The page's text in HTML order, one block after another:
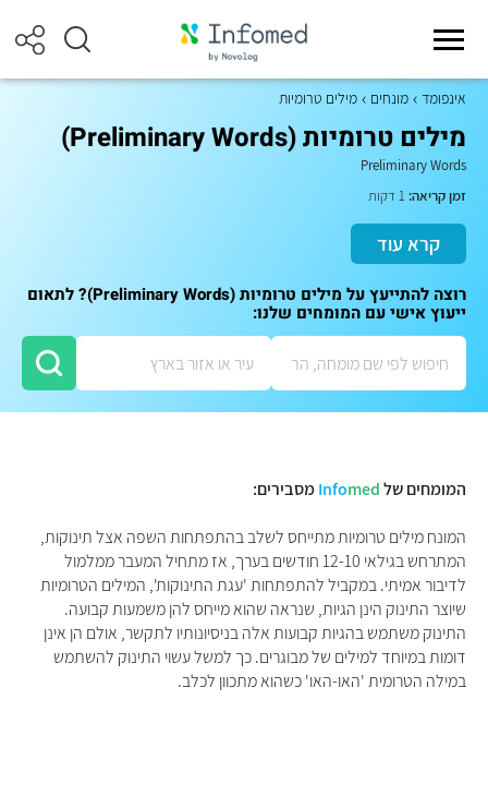
אינפומד מונחים מילים טרומיות
מילים טרומיות (Preliminary Words)
Preliminary Words
זמן קריאה:
קרא עוד
רוצה להתייעץ על מילים טרומיות (Preliminary Words)? לתאום
ייעוץ אישי עם המומחים שלנו:
המומחים של Infomed מסבירים:
המונח מילים טרומיות מתייחס לשלב בהתפתחות השפה אצל תינוקות,
המתרחש בגילאי 12-10 חודשים בערך, אז מתחיל המעבר ממלמול
לדיבור אמיתי. במקביל להתפתחות 'עגת התינוקות', המילים הטרומיות
שיוצר התינוק הינן הגיות, שנראה שהוא מייחס להן משמעות קבועה.
התינוק משתמש בהגיות קבועות אלה בניסיונותיו לתקשר, אולם הן אינן
דומות במיוחד למילים של מבוגרים. כך למשל עשוי התינוק להשתמש
במילה הטרומית 'האו-האו' כשהוא מתכוון לכלב.